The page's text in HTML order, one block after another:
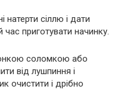
натерти сіллю і дати
приготувати начинку.
соломкою або
від лушпиння і
очистити і дрібно